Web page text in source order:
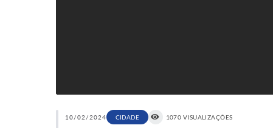
10/02/2024 CIDADE 1070 VISUALIZAÇÕES